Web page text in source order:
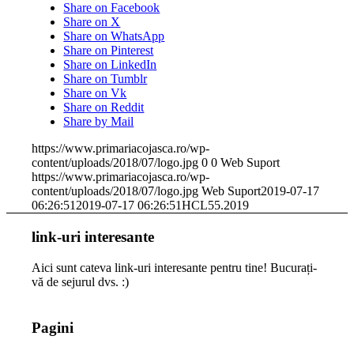
Share on Facebook
Share on X
Share on WhatsApp
Share on Pinterest
Share on LinkedIn
Share on Tumblr
Share on Vk
Share on Reddit
Share by Mail
https://www.primariacojasca.ro/wp-
content/uploads/2018/07/logo.jpg 0 0 Web Suport
https://www.primariacojasca.ro/wp-
content/uploads/2018/07/logo.jpg Web Suport2019-07-17
06:26:51 2019-07-17 06:26:51HCL55.2019
link-uri interesante
Aici sunt cateva link-uri interesante pentru tine! Bucurați-
vă de sejurul dvs. :)
Pagini